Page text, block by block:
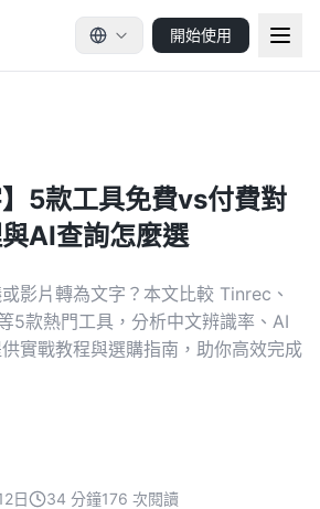
開始使用
】5款工具免費vs付費對
AI查詢怎麼選
影片轉為文字？本文比較 Tinrec、
5款熱門工具，分析中文辨識率、AI
實戰教程與選購指南，助你高效完成
日 34 分鐘176 次閱讀